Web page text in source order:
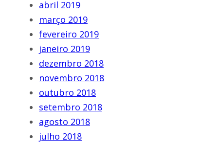
abril 2019
março 2019
fevereiro 2019
janeiro 2019
dezembro 2018
novembro 2018
outubro 2018
setembro 2018
agosto 2018
julho 2018